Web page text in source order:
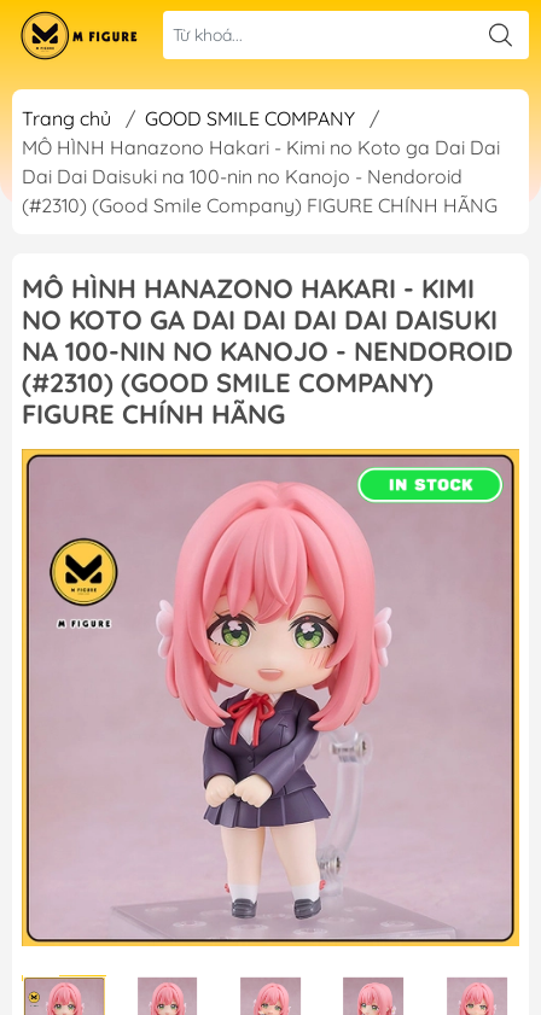
Trang chủ / GOOD SMILE COMPANY
/
MÔ HÌNH Hanazono Hakari - Kimi no Koto ga Dai Dai
Dai Dai Daisuki na 100-nin no Kanojo - Nendoroid
(#2310) (Good Smile Company) FIGURE CHÍNH HÃNG
MÔ HÌNH HANAZONO HAKARI - KIMI
NO KOTO GA DAI DAI DAI DAI DAISUKI
NA 100-NIN NO KANOJO - NENDOROID
(#2310) (GOOD SMILE COMPANY)
FIGURE CHÍNH HÃNG